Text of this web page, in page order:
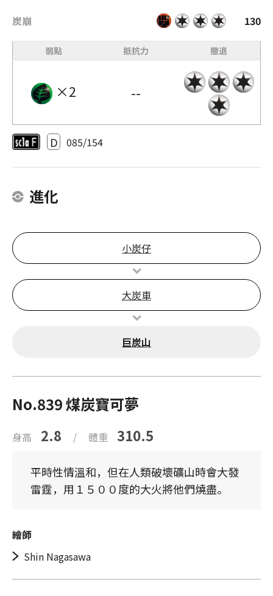
炭崩
130
弱點 抵抗力 撤退
×2 --
D 085/154
進化
小炭仔
大炭車
巨炭山
No.839 煤炭寶可夢
身高 2.8 / 體重 310.5
平時性情溫和，但在人類破壞礦山時會大發
雷霆，用１５００度的大火將他們燒盡。
繪師
Shin Nagasawa